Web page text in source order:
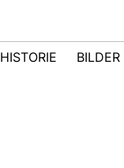
HISTORIE BILDER